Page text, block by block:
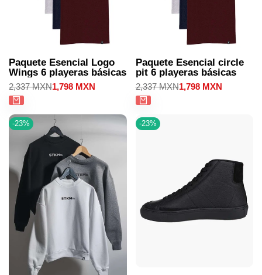
Paquete Esencial Logo
Wings 6 playeras básicas
Precio
regular
2,337 MXNPrecio
1,798 MXN
Paquete Esencial circle
pit 6 playeras básicas
Precio
regular
2,337 MXNPrecio
1,798 MXN
-23% -23%